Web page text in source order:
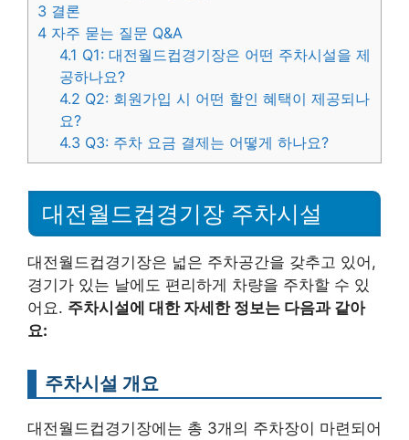
3 결론
4 자주 묻는 질문 Q&A
4.1 Q1: 대전월드컵경기장은 어떤 주차시설을 제
공하나요?
4.2 Q2: 회원가입 시 어떤 할인 혜택이 제공되나
요?
4.3 Q3: 주차 요금 결제는 어떻게 하나요?
대전월드컵경기장 주차시설
대전월드컵경기장은 넓은 주차공간을 갖추고 있어,
경기가 있는 날에도 편리하게 차량을 주차할 수 있
어요. 주차시설에 대한 자세한 정보는 다음과 같아
요:
주차시설 개요
대전월드컵경기장에는 총 3개의 주차장이 마련되어